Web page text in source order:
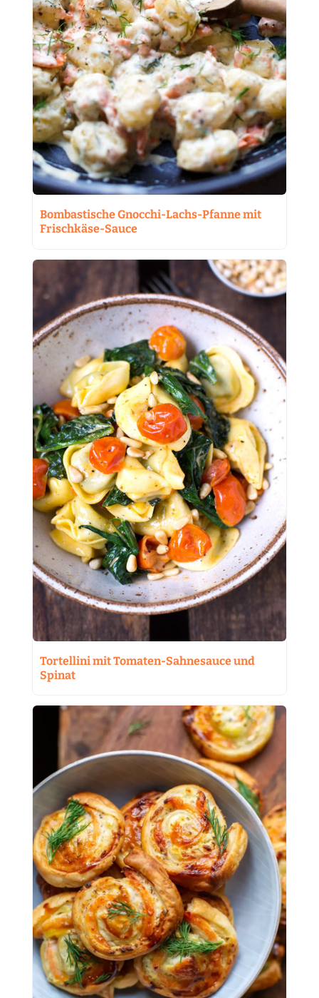
Bombastische Gnocchi-Lachs-Pfanne mit
Frischkäse-Sauce
Tortellini mit Tomaten-Sahnesauce und
Spinat